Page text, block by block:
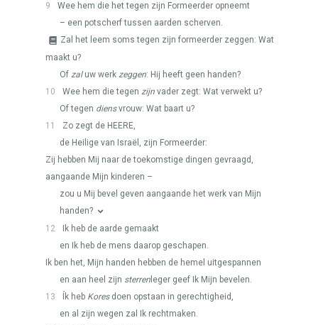
9
Wee hem die het tegen zijn Formeerder opneemt
– een potscherf tussen aarden scherven.
Zal het leem soms tegen zijn formeerder zeggen: Wat
maakt u?
Of zaluw werk zeggen: Hij heeft geen handen?
10
Wee hem die tegen zijn vader zegt: Wat verwekt u?
Of tegen diensvrouw: Wat baart u?
11
Zo zegt de HEERE,
de Heilige van Israël, zijn Formeerder:
Zij hebben Mij naar de toekomstige dingen gevraagd,
aangaande Mijn kinderen –
zou u Mij bevel geven aangaande het werk van Mijn
handen?
12
Ik heb de aarde gemaakt
en Ik heb de mens daarop geschapen.
Ik ben het, Mijn handen hebben de hemel uitgespannen
en aan heel zijn sterren leger geef Ik Mijn bevelen.
13
Ík heb Koresdoen opstaan in gerechtigheid,
en al zijn wegen zal Ik rechtmaken.